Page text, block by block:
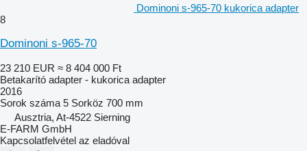
Dominoni s-965-70 kukorica adapter
8
Dominoni s-965-70
23 210 EUR ≈ 8 404 000 Ft
Betakarító adapter - kukorica adapter
2016
Sorok száma 5 Sorköz 700 mm
Ausztria, At-4522 Sierning
E-FARM GmbH
Kapcsolatfelvétel az eladóval